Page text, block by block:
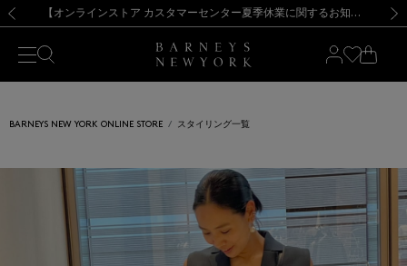
新規登録のお客様も対象！＜MY BARNEYS＞会員のお客様は11,000円（税込）以上のお買上げで常時送料無料！お買い物の際は会員登録を！
【夏季休業に伴う出荷一時停止のお知らせ】(2026.8.7) 【オンラインストア カスタマーセンター夏季休業に関するお知らせ】（2026.8.7）
【夏季休業に伴う返品・交換承り一時停止のお知らせ】（2026.8.5）
熊本県を中心とした地震の影響によるお荷物のお届けについて
【開催中】SUMMER SALEのご案内・ご注意事項 新規登録のお客様も対象！＜MY BARNEYS＞会員のお客様は11,000円（税込）以上のお買上げで常時送料無料！お買い物の際は会員登録を！
【夏季休業に伴う出荷一時停止のお知らせ】(2026.8.7)
BARNEYS NEW YORK ONLINE STORE スタイリング一覧